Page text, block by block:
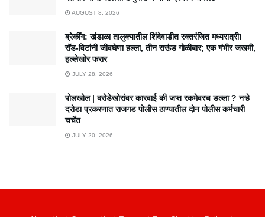
AUGUST 8, 2026
ब्रेकींग: खंडाळा तालुक्यातील शिंदेवाडीत रक्तरंजित मध्यरात्री!
रॉड-विटांनी जीवघेणा हल्ला, तीन राऊंड गोळीबार; एक गंभीर जखमी,
हल्लेखोर फरार
JULY 28, 2026
पोलखोल | दरोडेखोरांवर कारवाई की जप्त रकमेवरच डल्ला ? नऱ्हे
दरोडा प्रकरणात राजगड पोलीस ठाण्यातील दोन पोलीस कर्मचारी
चर्चेत
JULY 20, 2026